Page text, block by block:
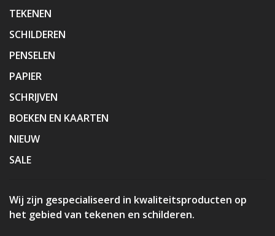
TEKENEN
SCHILDEREN
PENSELEN
PAPIER
SCHRIJVEN
BOEKEN EN KAARTEN
NIEUW
SALE
Wij zijn gespecialiseerd in kwaliteitsproducten op
het gebied van tekenen en schilderen.